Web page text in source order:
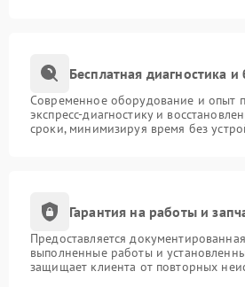
Бесплатная диагностика
Современное оборудование и опыт
экспресс-диагностику и
сроки, минимизируя время без
Гарантия на работы и
Предоставляется
выполненные работы и
защищает клиента от повторных